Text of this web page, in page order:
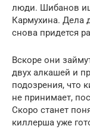
люди. Шибанов
Кармухина. Дела
снова придется
Вскоре они
двух алкашей и
подозрения, что
не принимает,
Скоро станет
киллерша уже